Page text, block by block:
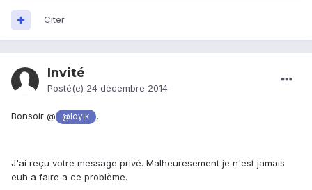
Citer
Invité
Posté(e) 24 décembre 2014
Bonsoir @ @loyik ,
J'ai reçu votre message privé. Malheuresement je n'est jamais
euh a faire a ce problème.